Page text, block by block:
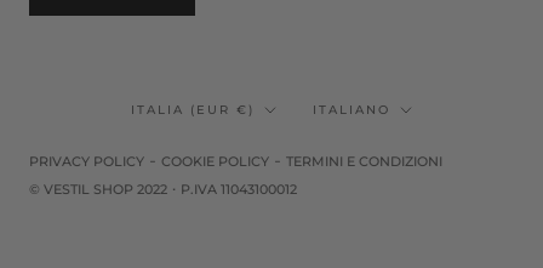
Paese/Area
ITALIA (EUR €) Lingua
ITALIANO
PRIVACY POLICY - COOKIE POLICY - TERMINI E CONDIZIONI
© VESTIL SHOP 2022 · P.IVA 11043100012